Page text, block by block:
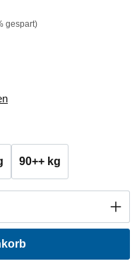
gespart)
90++ kg